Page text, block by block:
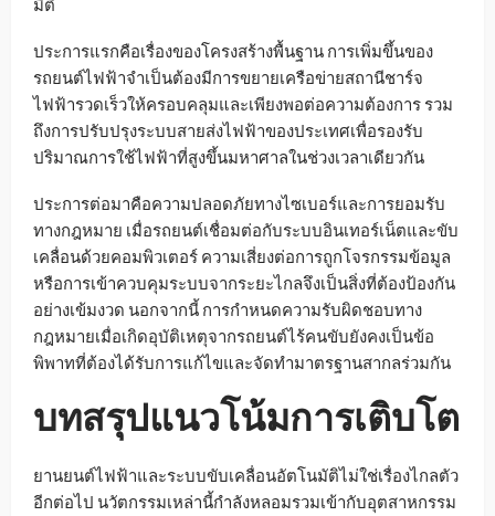
มิติ
ประการแรกคือเรื่องของโครงสร้างพื้นฐาน การเพิ่มขึ้นของ
รถยนต์ไฟฟ้าจำเป็นต้องมีการขยายเครือข่ายสถานีชาร์จ
ไฟฟ้ารวดเร็วให้ครอบคลุมและเพียงพอต่อความต้องการ รวม
ถึงการปรับปรุงระบบสายส่งไฟฟ้าของประเทศเพื่อรองรับ
ปริมาณการใช้ไฟฟ้าที่สูงขึ้นมหาศาลในช่วงเวลาเดียวกัน
ประการต่อมาคือความปลอดภัยทางไซเบอร์และการยอมรับ
ทางกฎหมาย เมื่อรถยนต์เชื่อมต่อกับระบบอินเทอร์เน็ตและขับ
เคลื่อนด้วยคอมพิวเตอร์ ความเสี่ยงต่อการถูกโจรกรรมข้อมูล
หรือการเข้าควบคุมระบบจากระยะไกลจึงเป็นสิ่งที่ต้องป้องกัน
อย่างเข้มงวด นอกจากนี้ การกำหนดความรับผิดชอบทาง
กฎหมายเมื่อเกิดอุบัติเหตุจากรถยนต์ไร้คนขับยังคงเป็นข้อ
พิพาทที่ต้องได้รับการแก้ไขและจัดทำมาตรฐานสากลร่วมกัน
บทสรุปแนวโน้มการเติบโต
ยานยนต์ไฟฟ้าและระบบขับเคลื่อนอัตโนมัติไม่ใช่เรื่องไกลตัว
อีกต่อไป นวัตกรรมเหล่านี้กำลังหลอมรวมเข้ากับอุตสาหกรรม